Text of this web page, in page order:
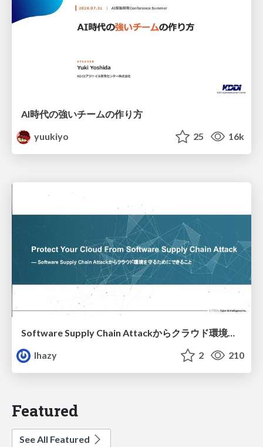
AI時代の強いチームの作り方
yuukiyo
25 16k
Software Supply Chain Attackからクラウド環境を守るためにできること
lhazy
2 210
Featured
See All Featured